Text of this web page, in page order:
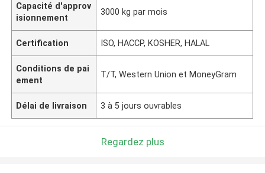
Capacité d'approv
isionnement
3000 kg par mois
Certification ISO, HACCP, KOSHER, HALAL
Conditions de pai
ement
T/T, Western Union et MoneyGram
Délai de livraison 3 à 5 jours ouvrables
Regardez plus